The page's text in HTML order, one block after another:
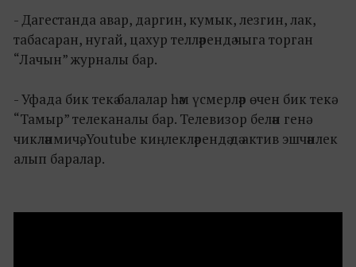
- Дагестанда авар, даргин, кумык, лезгин, лак,
табасаран, нугай, цахур телләрендә чыга торган
“Лачын” журналы бар.
- Уфада бик текә балалар һәм үсмерләр өчен бик текә
“Тамыр” телеканалы бар. Телевизор белән генә
чикләнмичә, Youtube киңлекләрендә дә актив эшчәнлек
алып баралар.